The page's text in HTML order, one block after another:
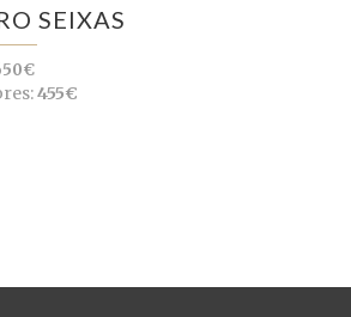
SEIXAS
455€